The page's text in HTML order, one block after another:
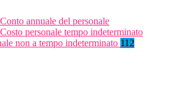
Conto annuale del personale
Costo personale tempo indeterminato
non a tempo indeterminato 112